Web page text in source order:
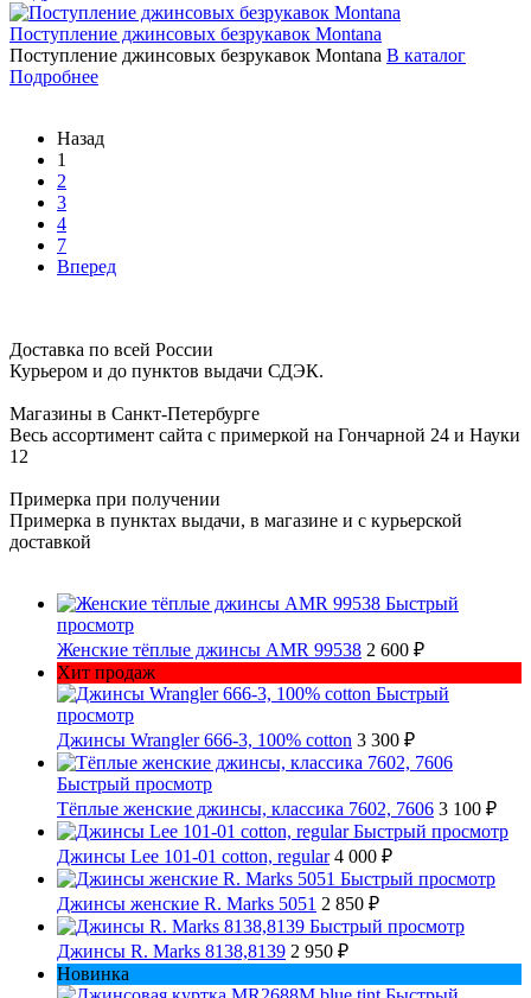
Поступление джинсовых безрукавок Montana
Поступление джинсовых безрукавок Montana В каталог
Подробнее
Назад
1
2
3
4
7
Вперед
Доставка по всей России
Курьером и до пунктов выдачи СДЭК.
Магазины в Санкт-Петербурге
Весь ассортимент сайта с примеркой на Гончарной 24 и Науки
12
Примерка при получении
Примерка в пунктах выдачи, в магазине и с курьерской
доставкой
Быстрый
просмотр
Женские тёплые джинсы AMR 99538 2 600 ₽
Хит продаж
Быстрый
просмотр
Джинсы Wrangler 666-3, 100% cotton 3 300 ₽
Быстрый просмотр
Тёплые женские джинсы, классика 7602, 7606 3 100 ₽
Быстрый просмотр
Джинсы Lee 101-01 cotton, regular 4 000 ₽
Быстрый просмотр
Джинсы женские R. Marks 5051 2 850 ₽
Быстрый просмотр
Джинсы R. Marks 8138,8139 2 950 ₽
Новинка